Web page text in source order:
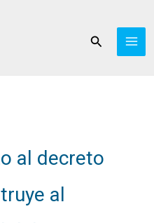
Buscar
al decreto
al